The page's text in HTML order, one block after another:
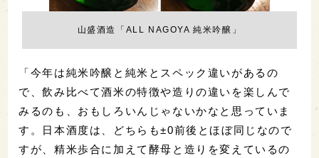
山盛酒造「ALL NAGOYA 純米吟醸」
「今年は純米吟醸と純米とスペック違いがあるの
で、飲み比べて酒米の特徴や造りの違いを楽しんで
みるのも、おもしろいんじゃないかなと思っていま
す。日本酒度は、どちらも±0前後とほぼ同じなので
すが、精米歩合に加えて酵母と造りを変えているの